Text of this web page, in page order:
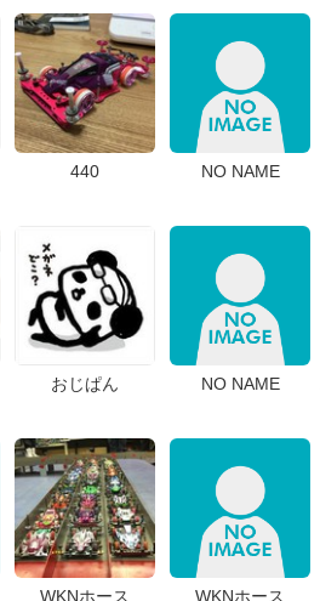
440 NO NAME
おじぱん NO NAME
WKNホース WKNホース